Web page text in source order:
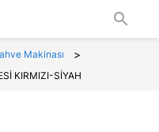
search
Makinası >
KIRMIZI-SİYAH